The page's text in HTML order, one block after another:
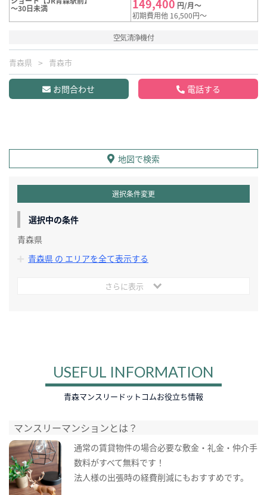
～30日未満 149,400 円/月～
初期費用他 16,500円～
空気清浄機付
青森県 青森市
お問合わせ 電話する
地図で検索
選択条件変更
選択中の条件
青森県
青森県 の エリアを全て表示する
さらに表示
USEFUL INFORMATION
青森マンスリードットコムお役立ち情報
マンスリーマンションとは？
通常の賃貸物件の場合必要な敷金・礼金・仲介手
数料がすべて無料です！
法人様の出張時の経費削減にもおすすめです。